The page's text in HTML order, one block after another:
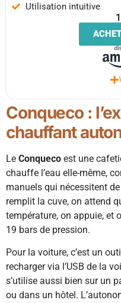
Utilisation intuitive
Conqueco :
chauffant
Le Conqueco est une
chauffe l’eau elle-même,
manuels qui nécessitent
remplit la cuve, on attend
température, on appuie, et
19 bars de pression.
Pour la voiture, c’est un
recharger via l’USB de la
s’utilise aussi bien sur un
ou dans un hôtel.